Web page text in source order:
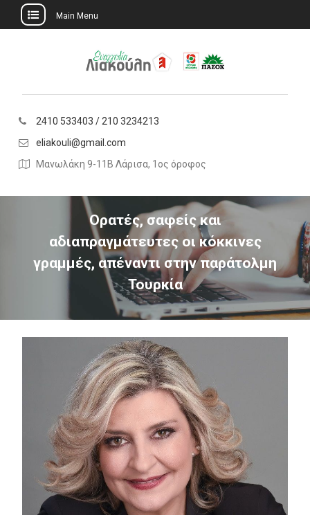
Main Menu
2410 533403 / 210 3234213
eliakouli@gmail.com
Μανωλάκη 9-11Β Λάρισα, 1ος όροφος
Ορατές, σαφείς και
αδιαπραγμάτευτες οι κόκκινες
γραμμές, απέναντι στην παράτολμη
Τουρκία